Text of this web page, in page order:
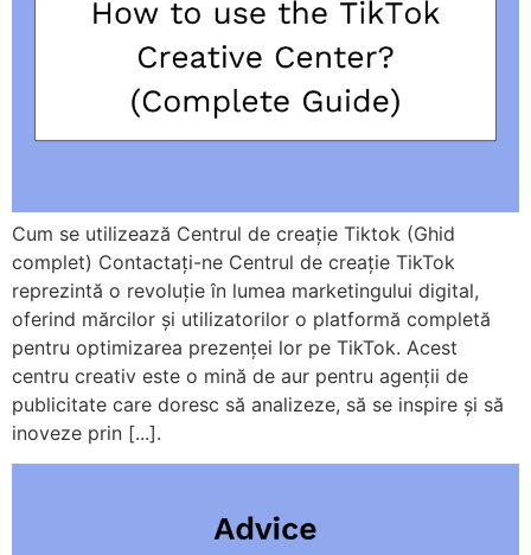
Cum se utilizează Centrul de creație Tiktok (Ghid
complet) Contactați-ne Centrul de creație TikTok
reprezintă o revoluție în lumea marketingului digital,
oferind mărcilor și utilizatorilor o platformă completă
pentru optimizarea prezenței lor pe TikTok. Acest
centru creativ este o mină de aur pentru agenții de
publicitate care doresc să analizeze, să se inspire și să
inoveze prin [...].